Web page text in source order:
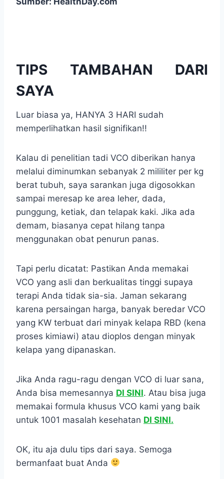
TIPS TAMBAHAN DARI
SAYA
Luar biasa ya, HANYA 3 HARI sudah
memperlihatkan hasil signifikan!!
Kalau di penelitian tadi VCO diberikan hanya
melalui diminumkan sebanyak 2 mililiter per kg
berat tubuh, saya sarankan juga digosokkan
sampai meresap ke area leher, dada,
punggung, ketiak, dan telapak kaki. Jika ada
demam, biasanya cepat hilang tanpa
menggunakan obat penurun panas.
Tapi perlu dicatat: Pastikan Anda memakai
VCO yang asli dan berkualitas tinggi supaya
terapi Anda tidak sia-sia. Jaman sekarang
karena persaingan harga, banyak beredar VCO
yang KW terbuat dari minyak kelapa RBD (kena
proses kimiawi) atau dioplos dengan minyak
kelapa yang dipanaskan.
Jika Anda ragu-ragu dengan VCO di luar sana,
Anda bisa memesannya DI SINI. Atau bisa juga
memakai formula khusus VCO kami yang baik
untuk 1001 masalah kesehatan DI SINI.
OK, itu aja dulu tips dari saya. Semoga
bermanfaat buat Anda